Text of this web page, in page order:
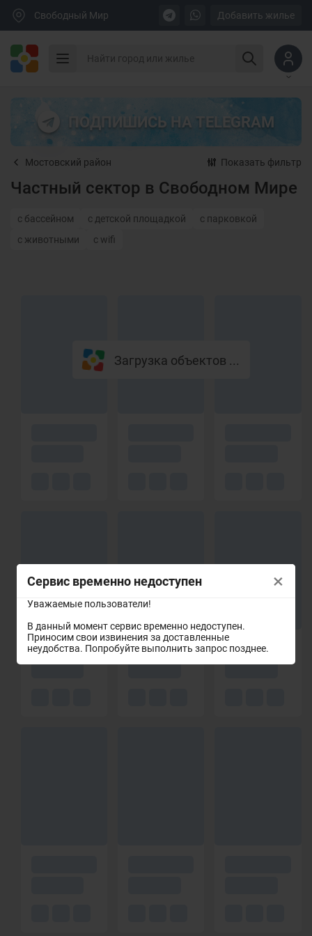
Сервис временно недоступен
Уважаемые пользователи!
В данный момент сервис временно недоступен.
Приносим свои извинения за доставленные
неудобства. Попробуйте выполнить запрос позднее.
×
Свободный Мир Добавить жилье
ПОДПИШИСЬ НА TELEGRAM
Мостовский район Показать фильтр
Частный сектор в Свободном Мире
с бассейном с детской площадкой
с парковкой
с животными
с wifi
Загрузка объектов ...